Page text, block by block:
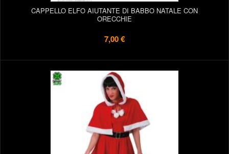
CAPPELLO ELFO AIUTANTE DI BABBO NATALE CON
ORECCHIE
7,00 €